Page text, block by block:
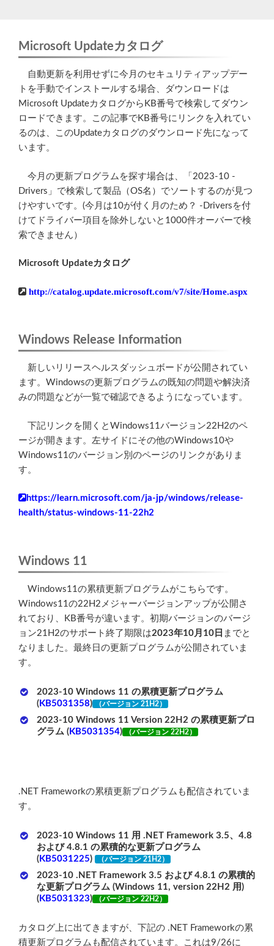
Microsoft Updateカタログ
自動更新を利用せずに今月のセキュリティアップデー
トを手動でインストールする場合、ダウンロードは
Microsoft UpdateカタログからKB番号で検索してダウン
ロードできます。この記事でKB番号にリンクを入れてい
るのは、このUpdateカタログのダウンロード先になって
います。
今月の更新プログラムを探す場合は、「2023-10 -
Drivers」で検索して製品（OS名）でソートするのが見つ
けやすいです。(今月は10が付く月のため？ -Driversを付
けてドライバー項目を除外しないと1000件オーバーで検
索できません）
Microsoft Updateカタログ
http://catalog.update.microsoft.com/v7/site/Home.aspx
Windows Release Information
新しいリリースヘルスダッシュボードが公開されてい
ます。Windowsの更新プログラムの既知の問題や解決済
みの問題などが一覧で確認できるようになっています。
下記リンクを開くとWindows11バージョン22H2のペ
ージが開きます。左サイドにその他のWindows10や
Windows11のバージョン別のページのリンクがありま
す。
https://learn.microsoft.com/ja-jp/windows/release-
health/status-windows-11-22h2
Windows 11
Windows11の累積更新プログラムがこちらです。
Windows11の22H2メジャーバージョンアップが公開さ
れており、KB番号が違います。初期バージョンのバージ
ョン21H2のサポート終了期限は2023年10月10日 までと
なりました。最終日の更新プログラムが公開されていま
す。
2023-10 Windows 11 の累積更新プログラム
( KB5031358) （バージョン 21H2）
2023-10 Windows 11 Version 22H2 の累積更新プロ
グラム ( KB5031354) （バージョン 22H2）
.NET Frameworkの累積更新プログラムも配信されていま
す。
2023-10 Windows 11 用 .NET Framework 3.5、4.8
および 4.8.1 の累積的な更新プログラム
( KB5031225) （バージョン 21H2）
2023-10 .NET Framework 3.5 および 4.8.1 の累積的
な更新プログラム (Windows 11, version 22H2 用)
( KB5031323) （バージョン 22H2）
カタログ上に出てきますが、下記の .NET Frameworkの累
積更新プログラムも配信されています。これは9/26に